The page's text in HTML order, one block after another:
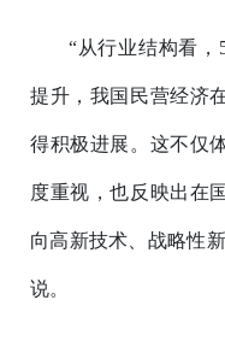
“从行业结构看，
提升，我国民营经济
得积极进展。这不仅
度重视，也反映出在
向高新技术、战略性
说。